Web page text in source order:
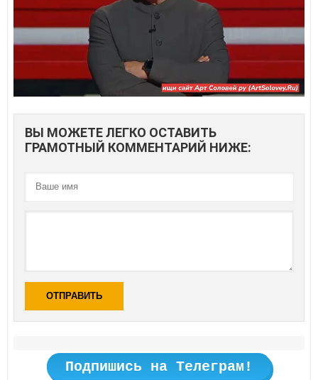
ВЫ МОЖЕТЕ ЛЕГКО ОСТАВИТЬ
ГРАМОТНЫЙ КОММЕНТАРИЙ НИЖЕ:
ОТПРАВИТЬ
Подпишись на Телеграм!